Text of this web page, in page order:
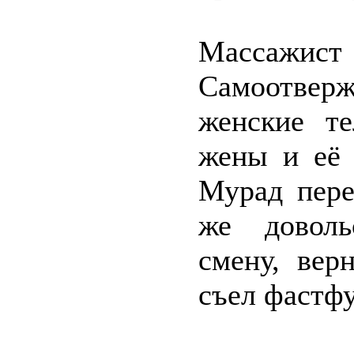
женские
жены и её
Мурад
же
смену,
съел